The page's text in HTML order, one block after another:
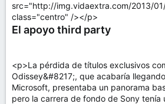
src="http://img.vidaextra.com/2013/
class="centro" /></p>
El apoyo third party
<p>La pérdida de títulos exclusivos
Odissey&#8217;, que acabaría
Microsoft, presentaba un panorama
pero la carrera de fondo de Sony tenía